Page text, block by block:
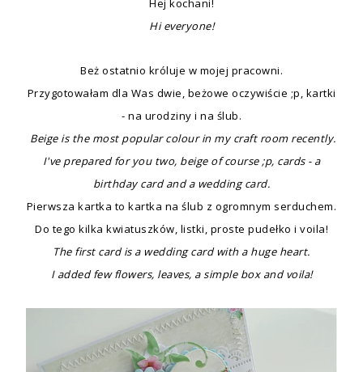
Hi everyone!
Beż ostatnio króluje w mojej pracowni.
Przygotowałam dla Was dwie, beżowe oczywiście ;p, kartki
- na urodziny i na ślub.
Beige is the most popular colour in my craft room recently.
I've prepared for you two, beige of course ;p, cards - a
birthday card and a wedding card.
Pierwsza kartka to kartka na ślub z ogromnym serduchem.
Do tego kilka kwiatuszków, listki, proste pudełko i voila!
The first card is a wedding card with a huge heart.
I added few flowers, leaves, a simple box and voila!